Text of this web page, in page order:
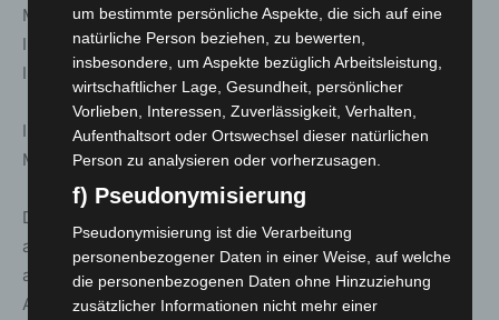
MitarbeiterInnen wurde Mitte/Ende Januar 2021 erreicht.
In der Spitze waren knapp über 1.100 Mitarbeiter in der
Impfterminvergabe beschäftigt (ab April 2021).
Insgesamt hat die Hotline bis Ende November mehr als 4
Millionen Anrufe entgegengenommen.
Der Tageshöchstwert von angenommenen Anrufen war
am 14.04.2021 mit insgesamt rund 50.000
angenommenen Anrufen. Der Tageshöchstwert von
Anrufversuchen war am Starttag der Impfterminvergabe
um bestimmte persönliche Aspekte, die sich auf eine
natürliche Person beziehen, zu bewerten,
insbesondere, um Aspekte bezüglich Arbeitsleistung,
wirtschaftlicher Lage, Gesundheit, persönlicher
Vorlieben, Interessen, Zuverlässigkeit, Verhalten,
Aufenthaltsort oder Ortswechsel dieser natürlichen
Person zu analysieren oder vorherzusagen.
f) Pseudonymisierung
Pseudonymisierung ist die Verarbeitung
personenbezogener Daten in einer Weise, auf welche
die personenbezogenen Daten ohne Hinzuziehung
zusätzlicher Informationen nicht mehr einer